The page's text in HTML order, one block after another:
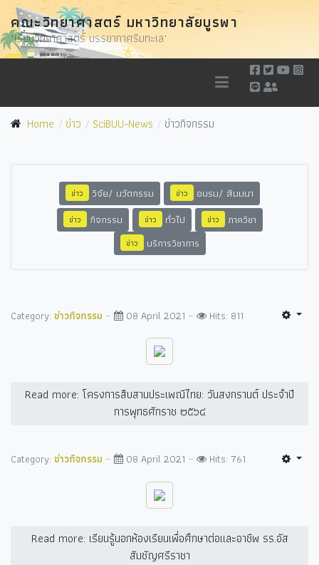
คณะวิทยาศาสตร์ มหาวิทยาลัยบูรพา
"เรียนวิทยาศาสตร์ บรรยากาศริมทะเล"
Home ข่าว SciBUU-News ข่าวกิจกรรม
ข่าว วิจัย/ นวัตกรรม ข่าว อบรม/ สัมมนา
ข่าว กิจกรรม ข่าว ทั่วไป ข่าว ภาควิชา
ข่าว บริการวิชาการ
Category: ข่าวกิจกรรม 08 April 2021 Hits: 811
Read more: โครงการสืบสานประเพณีไทย: วันสงกรานต์ ประจำปี
การพุทธศักราช ๒๕๖๔
Category: ข่าวกิจกรรม 08 April 2021 Hits: 761
Read more: เรียนรู้นอกห้องเรียนเพื่อศึกษาต่อและอาชีพ รร.อัส
สัมชัญศรีราชา